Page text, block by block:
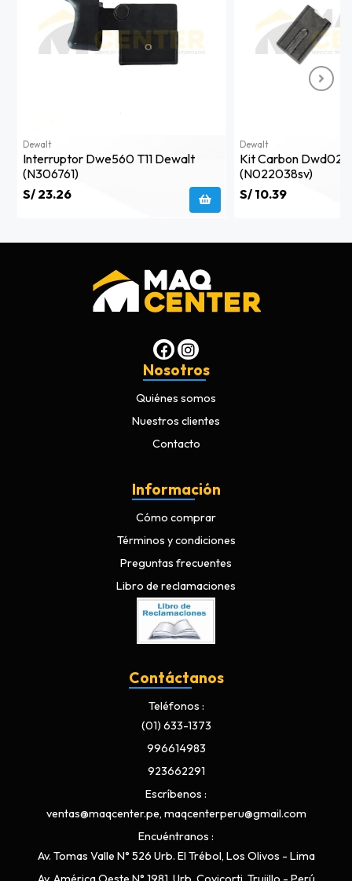
Dewalt
Interruptor Dwe560 T11 Dewalt
(n306761)
S/ 23.26
Dewalt
Kit Carbon
(n022038sv)
S/ 10.39
Nosotros
Quiénes somos
Nuestros clientes
Contacto
Información
Cómo comprar
Términos y condiciones
Preguntas frecuentes
Libro de reclamaciones
Contáctanos
Teléfonos
(01) 633-1373
996614983
923662291
Escríbenos
ventas@maqcenter.pe, maqcenterperu@gmail.com
Encuéntranos
Av. Tomas Valle N° 526 Urb. El Trébol, Los Olivos - Lima